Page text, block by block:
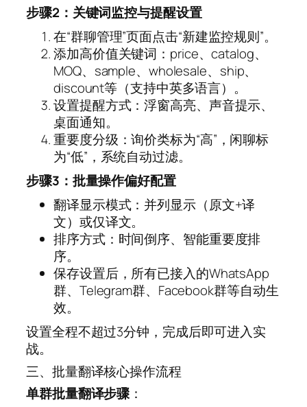
步骤2：关键词监控与提醒设置
在“群聊管理”页面点击“新建监控规则”。
添加高价值关键词：price、catalog、
MOQ、sample、wholesale、ship、
discount等（支持中英多语言）。
设置提醒方式：浮窗高亮、声音提示、
桌面通知。
重要度分级：询价类标为“高”，闲聊标
为“低”，系统自动过滤。
步骤3：批量操作偏好配置
翻译显示模式：并列显示（原文+译
文）或仅译文。
排序方式：时间倒序、智能重要度排
序。
保存设置后，所有已接入的WhatsApp
群、Telegram群、Facebook群等自动生
效。
设置全程不超过3分钟，完成后即可进入实
战。
三、批量翻译核心操作流程
单群批量翻译步骤：